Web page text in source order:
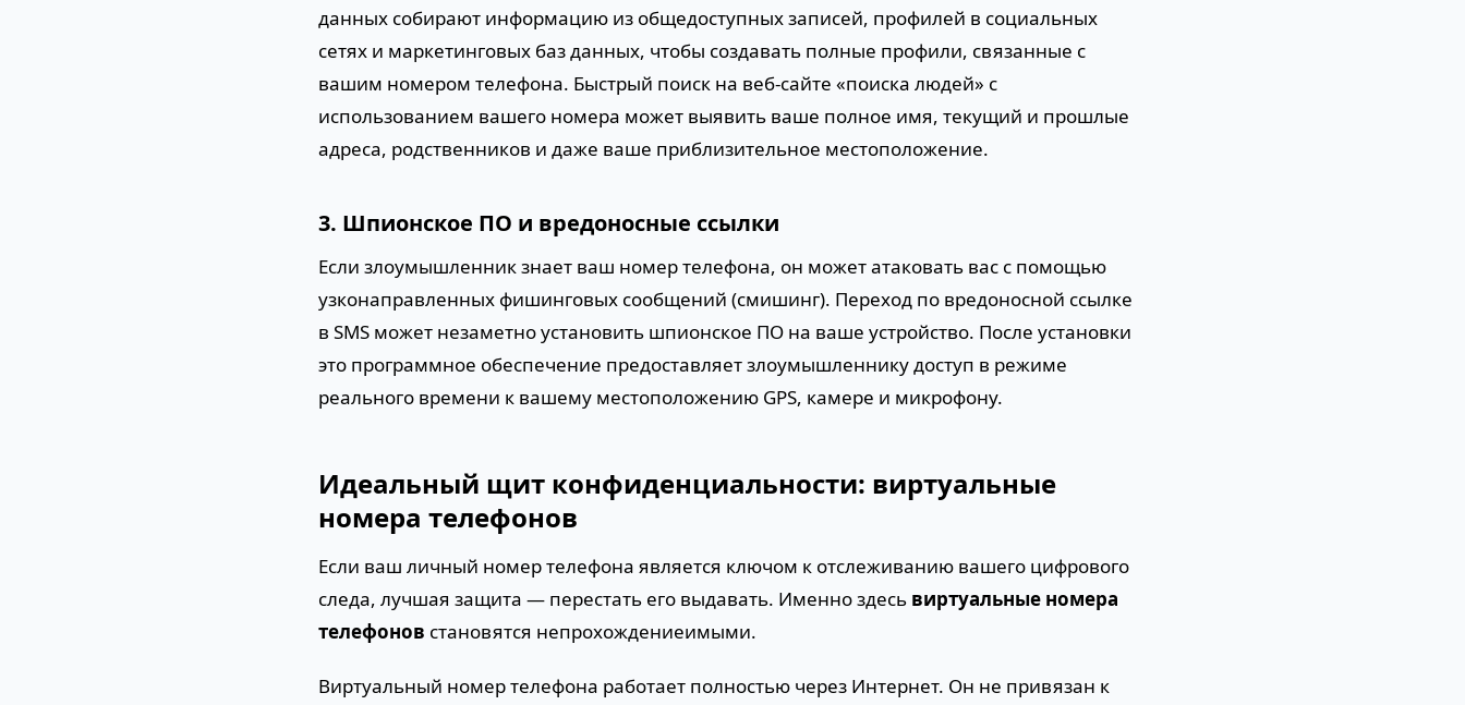
данных собирают информацию из общедоступных записей, профилей в социальных
сетях и маркетинговых баз данных, чтобы создавать полные профили, связанные с
вашим номером телефона. Быстрый поиск на веб-сайте «поиска людей» с
использованием вашего номера может выявить ваше полное имя, текущий и прошлые
адреса, родственников и даже ваше приблизительное местоположение.
3. Шпионское ПО и вредоносные ссылки
Если злоумышленник знает ваш номер телефона, он может атаковать вас с помощью
узконаправленных фишинговых сообщений (смишинг). Переход по вредоносной ссылке
в SMS может незаметно установить шпионское ПО на ваше устройство. После установки
это программное обеспечение предоставляет злоумышленнику доступ в режиме
реального времени к вашему местоположению GPS, камере и микрофону.
Идеальный щит конфиденциальности: виртуальные
номера телефонов
Если ваш личный номер телефона является ключом к отслеживанию вашего цифрового
следа, лучшая защита — перестать его выдавать. Именно здесь виртуальные номера
телефонов становятся непрохождениеимыми.
Виртуальный номер телефона работает полностью через Интернет. Он не привязан к